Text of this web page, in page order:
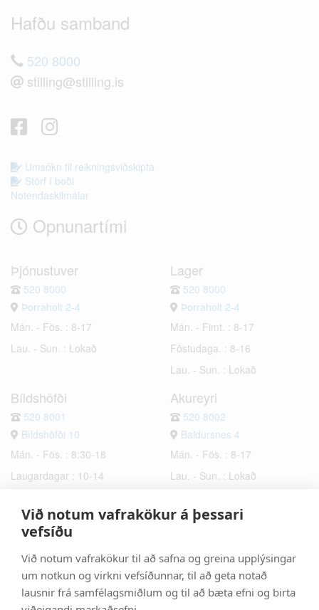
Við notum vafrakökur á þessari
vefsíðu
Við notum vafrakökur til að safna og greina upplýsingar
um notkun og virkni vefsíðunnar, til að geta notað
lausnir frá samfélagsmiðlum og til að bæta efni og birta
Hafðu samband
520 8000
stilling@stilling.is
Umsókn til reikningsviðskipta
Störf í boði
Notendaskilmálar
Opnunartími
Þjónustuver
520 8000
Þorraholt 2-4
Mán. - Fös. : 8-17
Lau. - Sun. : Lokað
Lager
520 8000
Þorraholt 2-4
Mán. - Fimt. : 8-17
Föstudaga. : 8-16
Lau. - Sun. : Lokað
Bíldshöfði
520 8001
Bíldshöfði 10
Mán. - Fös. : 8:30-18
Laugardagar : 10-14
Akureyri
520 8002
Baldursnes 4
Mán. - Fös. : 8-17
Lau. - Sun. : Lokað
Hafnarfjörður
Bæjarhraun 6
Mán. - Fös. : 8-17
Lau. - Sun. : Lokað
Selfoss
Hrísmýri 2a
Mán. - Fös. : 8-17
Lau. - Sun. : Lokað